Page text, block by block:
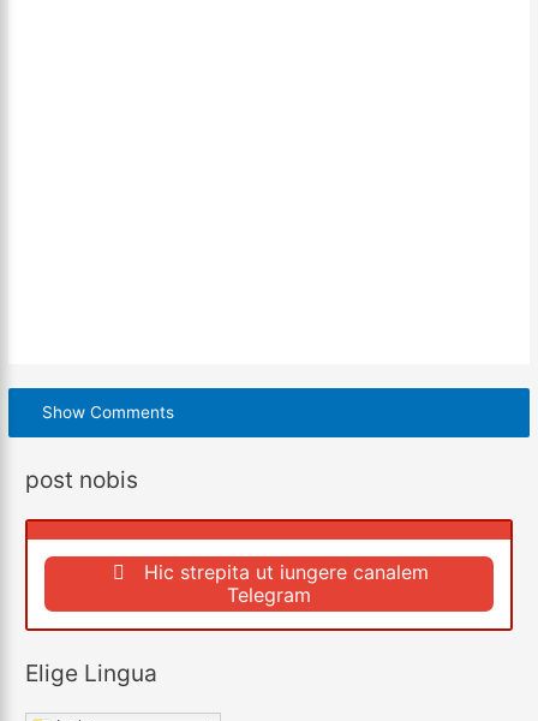
Show Comments
post nobis
Hic strepita ut iungere canalem
Telegram
Elige Lingua